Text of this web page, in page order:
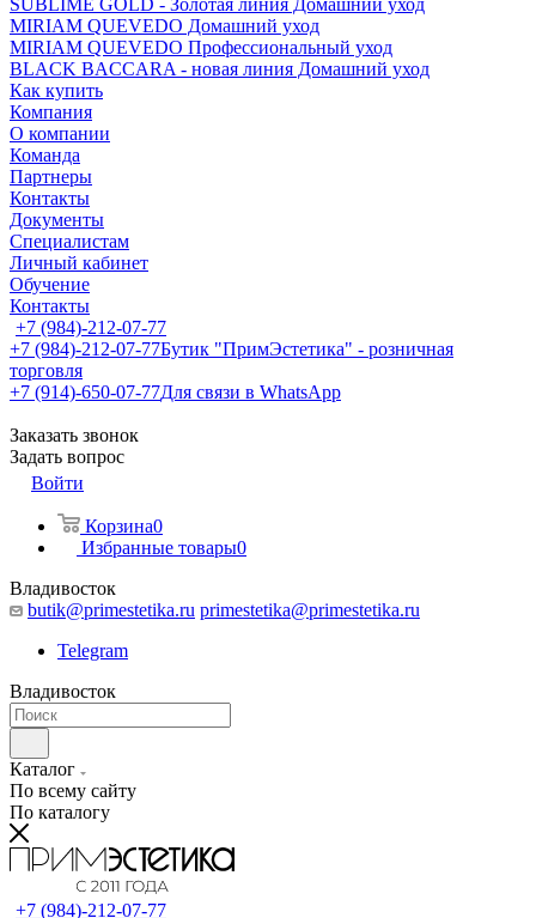
SUBLIME GOLD - Золотая линия Домашний уход
MIRIAM QUEVEDO Домашний уход
MIRIAM QUEVEDO Профессиональный уход
BLACK BACCARA - новая линия Домашний уход
Как купить
Компания
О компании
Команда
Партнеры
Контакты
Документы
Специалистам
Личный кабинет
Обучение
Контакты
+7 (984)-212-07-77
+7 (984)-212-07-77Бутик "ПримЭстетика" - розничная
торговля
+7 (914)-650-07-77Для связи в WhatsApp
Заказать звонок
Задать вопрос
Войти
Корзина0
Избранные товары0
Владивосток
butik@primestetika.ru primestetika@primestetika.ru
Telegram
Владивосток
Каталог
По всему сайту
По каталогу
+7 (984)-212-07-77